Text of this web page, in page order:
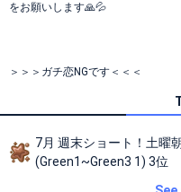
をお願いします🙏💦
＞＞＞ガチ恋NGです＜＜＜
7月 週末ショート！土曜
(Green1~Green3 1) 3位